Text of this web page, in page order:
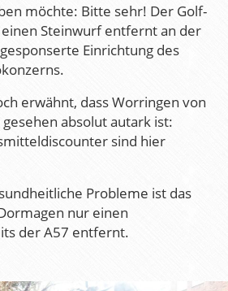
möchte: Bitte sehr! Der Golf-
einen Steinwurf entfernt an der
Einrichtung des
erwähnt, dass Worringen von
absolut autark ist:
sind hier
Probleme ist das
nur einen
der A57 entfernt.